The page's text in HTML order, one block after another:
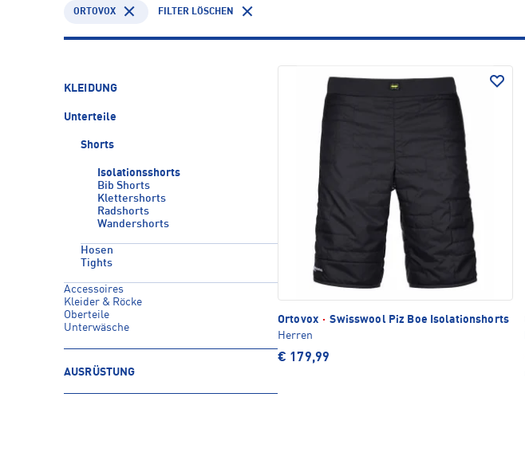
ORTOVOX FILTER LÖSCHEN
KLEIDUNG
Unterteile
Shorts
Isolationsshorts
Bib Shorts
Klettershorts
Radshorts
Wandershorts
Hosen
Tights
Accessoires
Kleider & Röcke
Oberteile
Unterwäsche
AUSRÜSTUNG
Ortovox · Swisswool Piz Boe Isolationshorts
Herren
€ 179,99